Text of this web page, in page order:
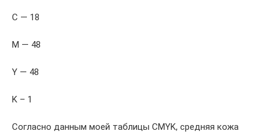
C — 18
M — 48
Y — 48
K – 1
Согласно данным моей таблицы CMYK, средняя кожа